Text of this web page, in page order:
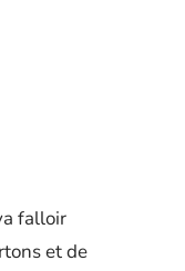
falloir
et de